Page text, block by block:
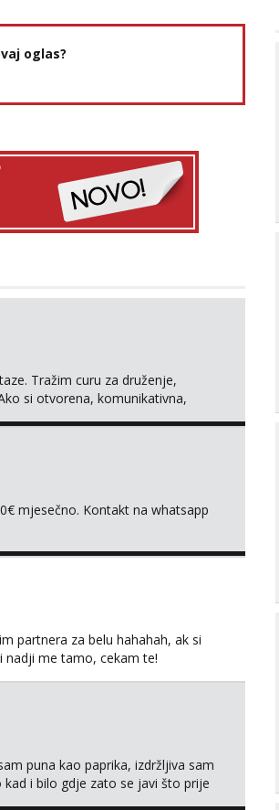
oglas?
Tražim curu za druženje,
si otvorena, komunikativna,
mjesečno. Kontakt na whatsapp
partnera za belu hahahah, ak si
nadji me tamo, cekam te!
puna kao paprika, izdržljiva sam
kad i bilo gdje zato se javi što prije